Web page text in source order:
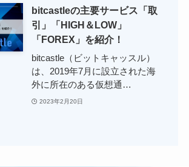
bitcastleの主要サービス「取
引」「HIGH＆LOW」
「FOREX」を紹介！
bitcastle（ビットキャッスル）
は、2019年7月に設立された海
外に所在のある仮想通…
2023年2月20日